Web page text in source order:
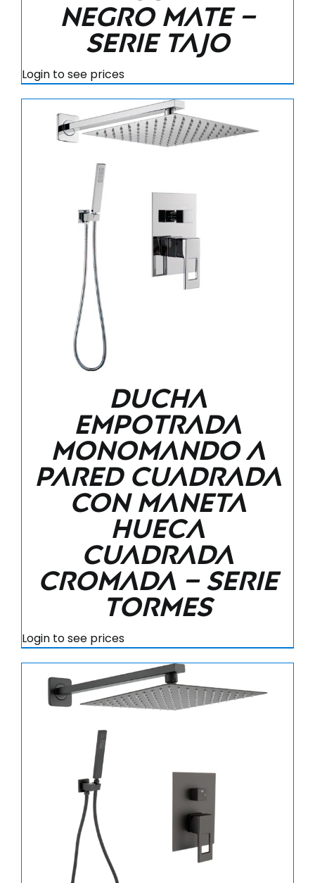
negro mate –
Serie Tajo
Login to see prices
Ducha
empotrada
monomando a
pared cuadrada
con maneta
hueca
cuadrada
cromada – Serie
Tormes
Login to see prices